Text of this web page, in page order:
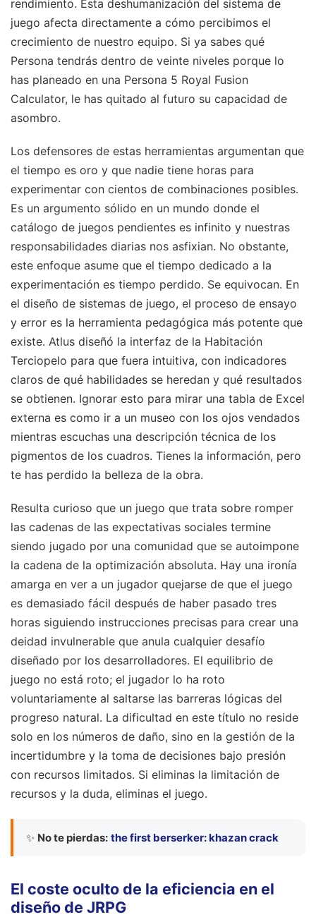
rendimiento. Esta deshumanización del sistema de
juego afecta directamente a cómo percibimos el
crecimiento de nuestro equipo. Si ya sabes qué
Persona tendrás dentro de veinte niveles porque lo
has planeado en una Persona 5 Royal Fusion
Calculator, le has quitado al futuro su capacidad de
asombro.
Los defensores de estas herramientas argumentan que
el tiempo es oro y que nadie tiene horas para
experimentar con cientos de combinaciones posibles.
Es un argumento sólido en un mundo donde el
catálogo de juegos pendientes es infinito y nuestras
responsabilidades diarias nos asfixian. No obstante,
este enfoque asume que el tiempo dedicado a la
experimentación es tiempo perdido. Se equivocan. En
el diseño de sistemas de juego, el proceso de ensayo
y error es la herramienta pedagógica más potente que
existe. Atlus diseñó la interfaz de la Habitación
Terciopelo para que fuera intuitiva, con indicadores
claros de qué habilidades se heredan y qué resultados
se obtienen. Ignorar esto para mirar una tabla de Excel
externa es como ir a un museo con los ojos vendados
mientras escuchas una descripción técnica de los
pigmentos de los cuadros. Tienes la información, pero
te has perdido la belleza de la obra.
Resulta curioso que un juego que trata sobre romper
las cadenas de las expectativas sociales termine
siendo jugado por una comunidad que se autoimpone
la cadena de la optimización absoluta. Hay una ironía
amarga en ver a un jugador quejarse de que el juego
es demasiado fácil después de haber pasado tres
horas siguiendo instrucciones precisas para crear una
deidad invulnerable que anula cualquier desafío
diseñado por los desarrolladores. El equilibrio de
juego no está roto; el jugador lo ha roto
voluntariamente al saltarse las barreras lógicas del
progreso natural. La dificultad en este título no reside
solo en los números de daño, sino en la gestión de la
incertidumbre y la toma de decisiones bajo presión
con recursos limitados. Si eliminas la limitación de
recursos y la duda, eliminas el juego.
✨ No te pierdas: the first berserker: khazan crack
El coste oculto de la eficiencia en el
diseño de JRPG